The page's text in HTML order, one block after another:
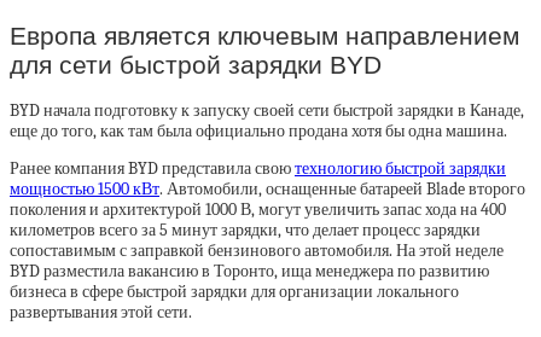
Европа является ключевым направлением
для сети быстрой зарядки BYD
BYD начала подготовку к запуску своей сети быстрой зарядки в Канаде,
еще до того, как там была официально продана хотя бы одна машина.
Ранее компания BYD представила своютехнологию быстрой зарядки
мощностью 1500 кВт. Автомобили, оснащенные батареей Blade второго
поколения и архитектурой 1000 В, могут увеличить запас хода на 400
километров всего за 5 минут зарядки, что делает процесс зарядки
сопоставимым с заправкой бензинового автомобиля. На этой неделе
BYD разместила вакансию в Торонто, ища менеджера по развитию
бизнеса в сфере быстрой зарядки для организации локального
развертывания этой сети.